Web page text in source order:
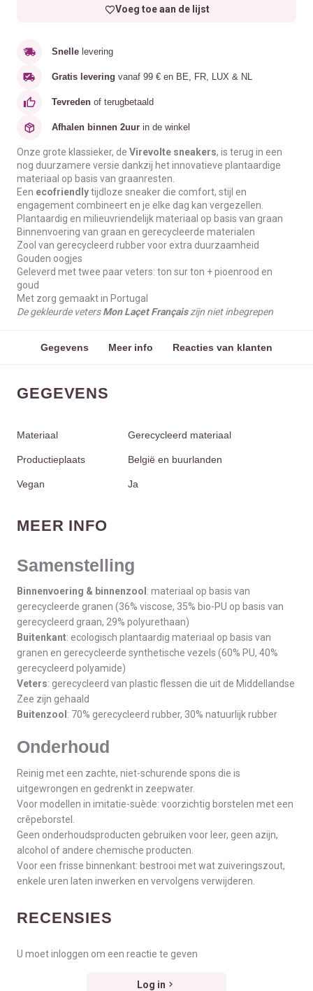
Voeg toe aan de lijst
Snelle levering
Gratis levering vanaf 99 € en BE, FR, LUX & NL
Tevreden of terugbetaald
Afhalen binnen 2uur in de winkel
Onze grote klassieker, de Virevolte sneakers, is terug in een
nog duurzamere versie dankzij het innovatieve plantaardige
materiaal op basis van graanresten.
Een ecofriendlytijdloze sneaker die comfort, stijl en
engagement combineert en je elke dag kan vergezellen.
Plantaardig en milieuvriendelijk materiaal op basis van graan
Binnenvoering van graan en gerecycleerde materialen
Zool van gerecycleerd rubber voor extra duurzaamheid
Gouden oogjes
Geleverd met twee paar veters: ton sur ton + pioenrood en
goud
Met zorg gemaakt in Portugal
De gekleurde vetersMon Laçet Françaiszijn niet inbegrepen
Gegevens Meer info Reacties van klanten
GEGEVENS
Materiaal Gerecycleerd materiaal
Productieplaats België en buurlanden
Vegan Ja
MEER INFO
Samenstelling
Binnenvoering & binnenzool : materiaal op basis van
gerecycleerde granen (36% viscose, 35% bio-PU op basis van
gerecycleerd graan, 29% polyurethaan)
Buitenkant: ecologisch plantaardig materiaal op basis van
granen en gerecycleerde synthetische vezels (60% PU, 40%
gerecycleerd polyamide)
Veters: gerecycleerd van plastic flessen die uit de Middellandse
Zee zijn gehaald
Buitenzool : 70% gerecycleerd rubber, 30% natuurlijk rubber
Onderhoud
Reinig met een zachte, niet-schurende spons die is
uitgewrongen en gedrenkt in zeepwater.
Voor modellen in imitatie-suède: voorzichtig borstelen met een
crêpeborstel.
Geen onderhoudsproducten gebruiken voor leer, geen azijn,
alcohol of andere chemische producten.
Voor een frisse binnenkant: bestrooi met wat zuiveringszout,
enkele uren laten inwerken en vervolgens verwijderen.
RECENSIES
U moet inloggen om een reactie te geven
Log in